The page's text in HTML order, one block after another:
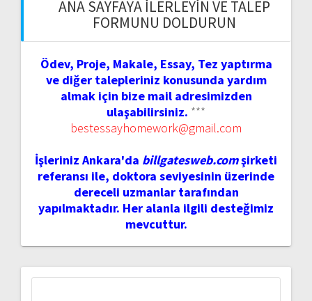
ANA SAYFAYA İLERLEYIN VE TALEP
FORMUNU DOLDURUN
Ödev, Proje, Makale, Essay, Tez yaptırma
ve diğer talepleriniz konusunda yardım
almak için bize mail adresimizden
ulaşabilirsiniz. ***
bestessayhomework@gmail.com
İşleriniz Ankara'da billgatesweb.comşirketi
referansı ile, doktora seviyesinin üzerinde
dereceli uzmanlar tarafından
yapılmaktadır. Her alanla ilgili desteğimiz
mevcuttur.